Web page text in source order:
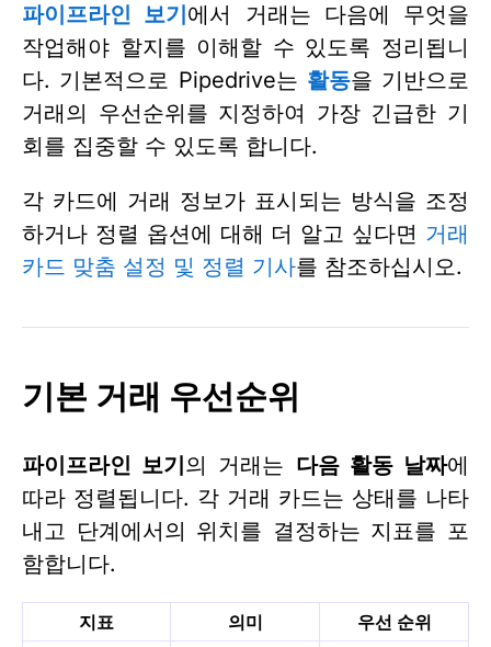
파이프라인 보기에서 거래는 다음에 무엇을
작업해야 할지를 이해할 수 있도록 정리됩니
다. 기본적으로 Pipedrive는 활동을 기반으로
거래의 우선순위를 지정하여 가장 긴급한 기
회를 집중할 수 있도록 합니다.
각 카드에 거래 정보가 표시되는 방식을 조정
하거나 정렬 옵션에 대해 더 알고 싶다면 거래
카드 맞춤 설정 및 정렬 기사를 참조하십시오.
기본 거래 우선순위
파이프라인 보기의 거래는 다음 활동 날짜에
따라 정렬됩니다. 각 거래 카드는 상태를 나타
내고 단계에서의 위치를 결정하는 지표를 포
함합니다.
지표 의미
우선 순위